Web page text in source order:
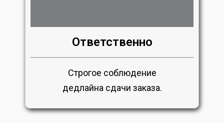
Ответственно
Строгое соблюдение
дедлайна сдачи заказа.